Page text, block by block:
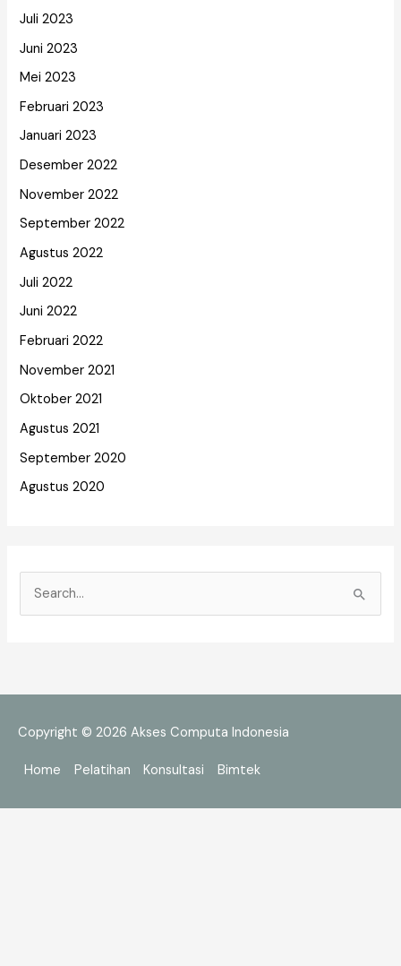
Juli 2023
Juni 2023
Mei 2023
Februari 2023
Januari 2023
Desember 2022
November 2022
September 2022
Agustus 2022
Juli 2022
Juni 2022
Februari 2022
November 2021
Oktober 2021
Agustus 2021
September 2020
Agustus 2020
n
u
k
Copyright © 2026 Akses Computa Indonesia
Home Pelatihan Konsultasi Bimtek